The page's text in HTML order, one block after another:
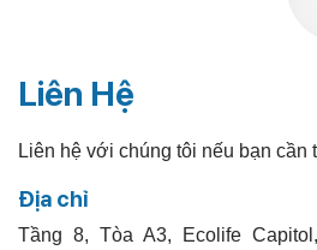
Liên Hệ
Liên hệ với chúng tôi nếu bạn cần
Địa chỉ
Tầng 8, Tòa A3, Ecolife